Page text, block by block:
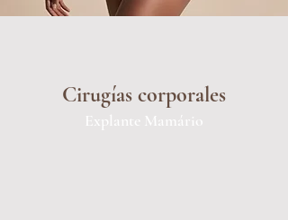
Explante Mamário
Cirugías corporales